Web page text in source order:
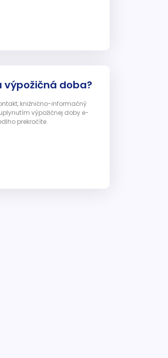
výpožičná doba?
knižnično-informačný
výpožičnej doby e-
prekročíte.